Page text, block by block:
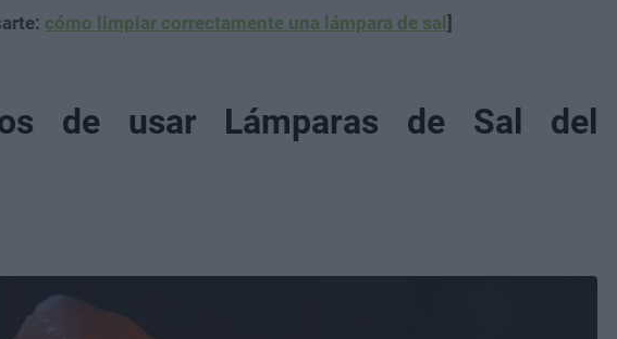
cómo limpiar correctamente una lámpara de sal ]
de usar Lámparas de Sal del